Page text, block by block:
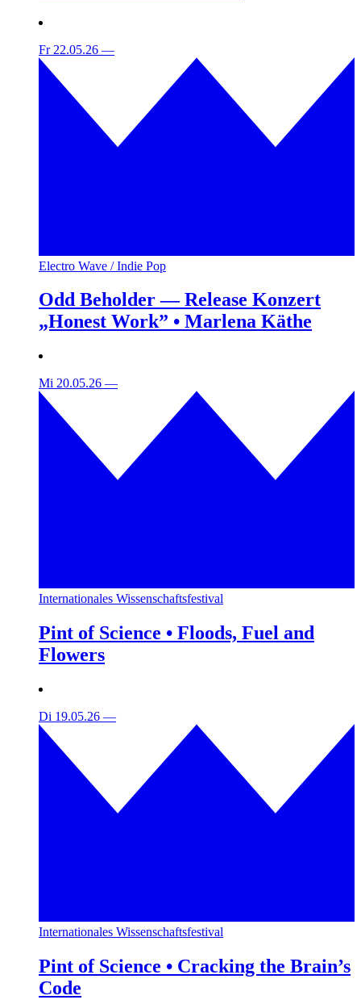
Fr 22.05.26 —
Electro Wave / Indie Pop
Odd Beholder — Release Konzert
„Honest Work” • Marlena Käthe
Mi 20.05.26 —
Internationales Wissenschaftsfestival
Pint of Science • Floods, Fuel and
Flowers
Di 19.05.26 —
Internationales Wissenschaftsfestival
Pint of Science • Cracking the Brain’s
Code